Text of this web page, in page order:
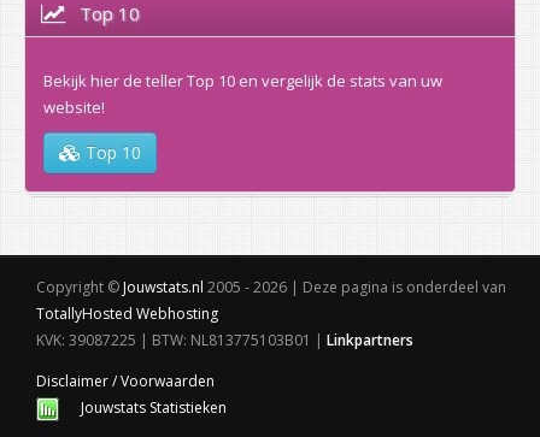
Top 10
Bekijk hier de teller Top 10 en vergelijk de stats van uw
website!
Top 10
Copyright © Jouwstats.nl 2005 - 2026 | Deze pagina is onderdeel van
TotallyHosted Webhosting
KVK: 39087225 | BTW: NL813775103B01 | Linkpartners
Disclaimer / Voorwaarden
Jouwstats Statistieken